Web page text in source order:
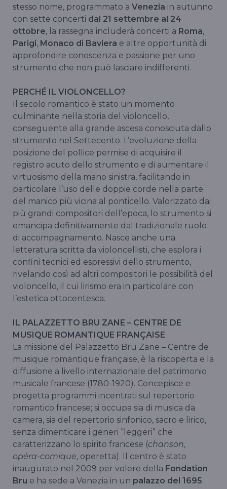
stesso nome, programmato a Venezia in autunno
con sette concerti dal 21 settembre al 24
ottobre, la rassegna includerà concerti a Roma,
Parigi, Monaco di Baviera e altre opportunità di
approfondire conoscenza e passione per uno
strumento che non può lasciare indifferenti.
PERCHÉ IL VIOLONCELLO?
Il secolo romantico è stato un momento
culminante nella storia del violoncello,
conseguente alla grande ascesa conosciuta dallo
strumento nel Settecento. L’evoluzione della
posizione del pollice permise di acquisire il
registro acuto dello strumento e di aumentare il
virtuosismo della mano sinistra, facilitando in
particolare l’uso delle doppie corde nella parte
del manico più vicina al ponticello. Valorizzato dai
più grandi compositori dell’epoca, lo strumento si
emancipa definitivamente dal tradizionale ruolo
di accompagnamento. Nasce anche una
letteratura scritta da violoncellisti, che esplora i
confini tecnici ed espressivi dello strumento,
rivelando così ad altri compositori le possibilità del
violoncello, il cui lirismo era in particolare con
l’estetica ottocentesca.
IL PALAZZETTO BRU ZANE – CENTRE DE
MUSIQUE ROMANTIQUE FRANÇAISE
La missione del Palazzetto Bru Zane – Centre de
musique romantique française, è la riscoperta e la
diffusione a livello internazionale del patrimonio
musicale francese (1780-1920). Concepisce e
progetta programmi incentrati sul repertorio
romantico francese; si occupa sia di musica da
camera, sia del repertorio sinfonico, sacro e lirico,
senza dimenticare i generi “leggeri” che
caratterizzano lo spirito francese (chanson,
opéra-comique, operetta). Il centro è stato
inaugurato nel 2009 per volere della Fondation
Bru e ha sede a Venezia in un palazzo del 1695